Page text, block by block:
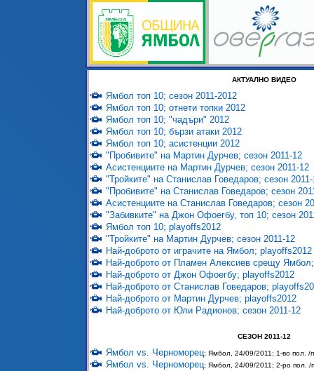
АКТУАЛНО ВИДЕО
Ямбол топ 10; сезон 2011-2012
Ямбол топ 10; отнети топки 2012
Ямбол топ 10; "чадъри" 2012
Ямбол топ 10; бързи атаки 2012
Ямбол топ 10; асистенции 2012
"Пробивите" на Мартин Дурчев; сезон 2011-12
Асистенциите на Мартин Дурчев; сезон 2011-12
"Тройките" на Станислав Говедаров; сезон
"Пробивите" на Станислав Говедаров; сезон
Асистенциите на Станислав Говедаров; сезон
"Забивките" на Джон Офоегбу, топ 10; сезон
Ямбол топ 10; playoffs2012
"Тройките" на Мартин Дурчев; сезон 2011-12
Най-доброто от играчите на Ямбол; playoffs2012
Най-доброто от Пламен Алексиев срещу Ямбол;
Най-доброто от Джон Офоегбу; playoffs2012
Най-доброто от Станислав Говедаров;
Най-доброто от Мартин Дурчев; playoffs2012
Най-доброто от Юли Радионов; сезон 2011-12
СЕЗОН 2011-12
Ямбол vs. Черноморец; Ямбол, 24/09/2011; 1-во пол. /
Ямбол vs. Черноморец; Ямбол, 24/09/2011; 2-ро пол. /